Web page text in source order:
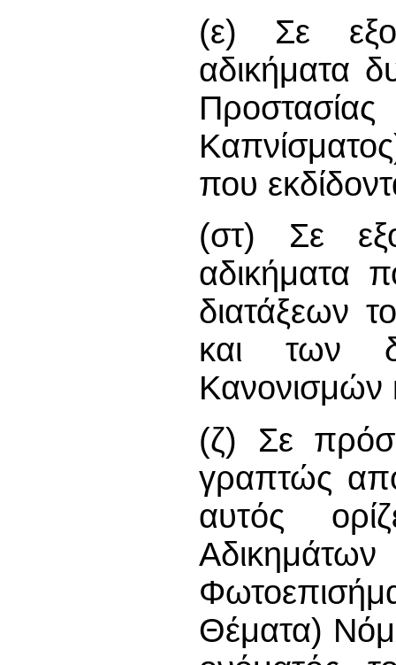
(ε) Σε
αδικήματα
που
(στ) Σε
αδικήματα
διατάξεων
και των
Κανονισμών
(ζ) Σε
γραπτώς
αυτός
Θέματα)